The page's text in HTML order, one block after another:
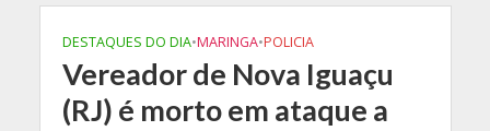
DESTAQUES DO DIA•MARINGA•POLICIA
Vereador de Nova Iguaçu
(RJ) é morto em ataque a